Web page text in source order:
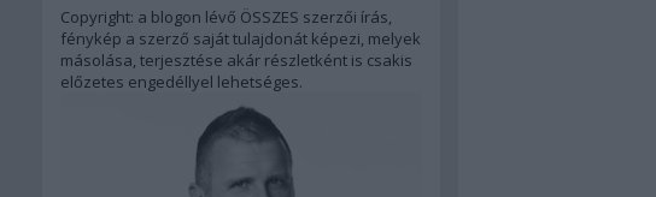
Copyright: a blogon lévő ÖSSZES szerzői írás,
fénykép a szerző saját tulajdonát képezi, melyek
másolása, terjesztése akár részletként is csakis
előzetes engedéllyel lehetséges.